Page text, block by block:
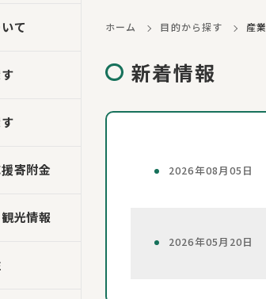
て
寄附金
光情報
ホーム 目的から探す 産業
新着情報
2026年08月05日
2026年05月20日